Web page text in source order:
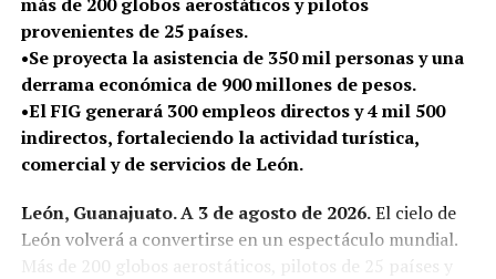
provenientes de 25 países.
•Se proyecta la asistencia de 350 mil personas y una
derrama económica de 900 millones de pesos.
•El FIG generará 300 empleos directos y 4 mil 500
indirectos, fortaleciendo la actividad turística,
comercial y de servicios de León.
León, Guanajuato. A 3 de agosto de 2026.El cielo de
León volverá a convertirse en un espectáculo mundial.
Más de 200 globos aerostáticos, pilotos de 25 países y